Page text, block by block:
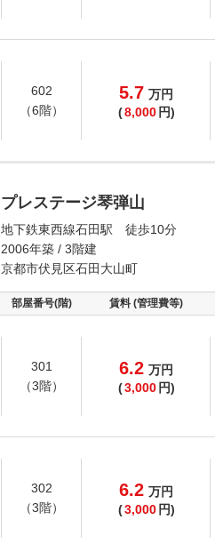
602
（6階）
5.7 万円
(8,000 円)
プレステージ琴弾山
地下鉄東西線石田駅 徒歩10分
2006年築 / 3階建
京都市伏見区石田大山町
部屋番号(階) 賃料 (管理費等)
301
（3階）
6.2 万円
(3,000 円)
302
（3階）
6.2 万円
(3,000 円)